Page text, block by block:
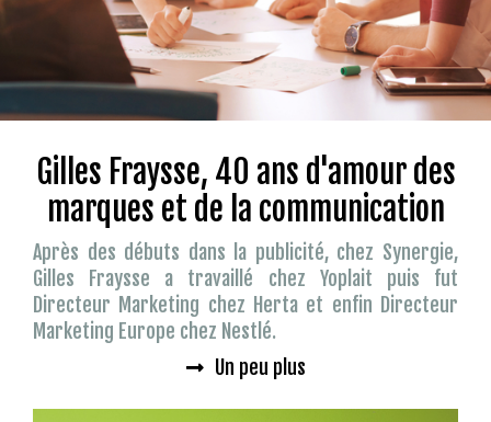
Gilles Fraysse, 40 ans d'amour des
marques et de la communication
Après des débuts dans la publicité, chez Synergie,
Gilles Fraysse a travaillé chez Yoplait puis fut
Directeur Marketing chez Herta et enfin Directeur
Marketing Europe chez Nestlé.
Un peu plus